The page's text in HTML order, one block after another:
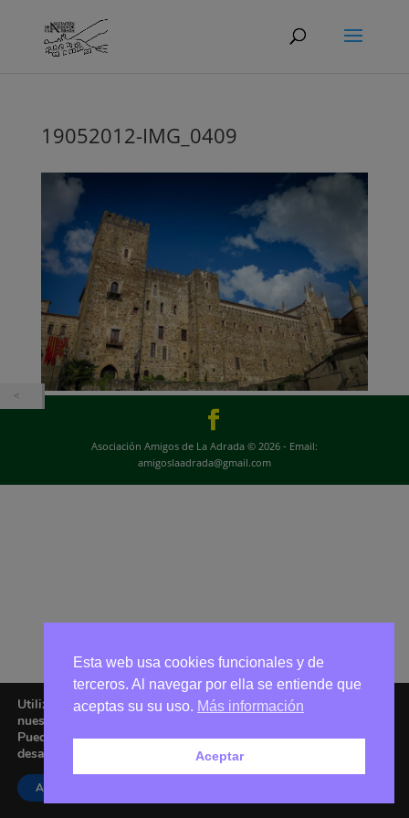
19052012-IMG_0409
Asociación Amigos de La Adrada © 2026 - Email:
amigoslaadrada@gmail.com
Utilizamos cookies para ofrecerte la mejor experiencia en
nuestra web.
Puedes aprender más sobre qué cookies utilizamos o
desactivarlas en los
Aceptar
Esta web usa cookies funcionales y de
terceros. Al navegar por ella se entiende que
aceptas su su uso. Más información
Aceptar